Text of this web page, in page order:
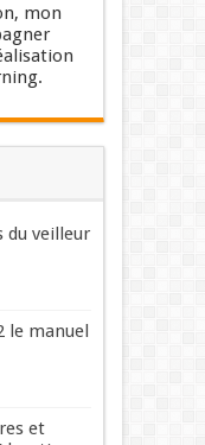
mon
du veilleur
le manuel
et